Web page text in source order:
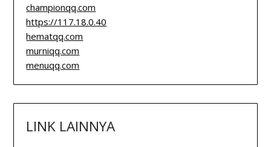
championqq.com
https://117.18.0.40
hematqq.com
murniqq.com
menuqq.com
LINK LAINNYA